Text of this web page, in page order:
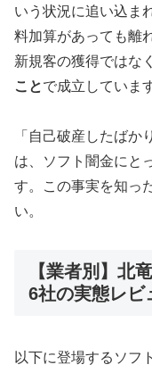
いう状況に追い込ま
料加算があっても離
新規客の獲得ではな
ことで成立していま
「自己破産したばか
は、ソフト闇金にと
す。この事実を知っ
い。
【業者別】北
6社の実態レビ
以下に登場するソフ